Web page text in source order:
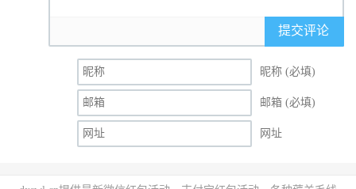
提交评论
昵称 (必填)
邮箱 (必填)
网址